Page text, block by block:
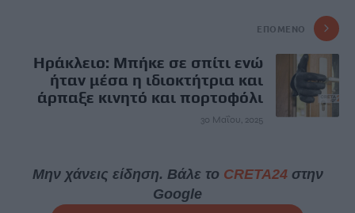
ΕΠΌΜΕΝΟ
Ηράκλειο: Μπήκε σε σπίτι ενώ
ήταν μέσα η ιδιοκτήτρια και
άρπαξε κινητό και πορτοφόλι
30 Μαΐου, 2025
Μην χάνεις είδηση. Βάλε το CRETA24στην
Google